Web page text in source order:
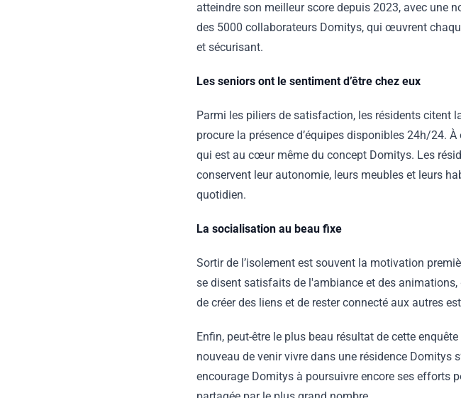
atteindre son meilleur score depuis 2023, avec une
des 5000 collaborateurs Domitys, qui œuvrent
et sécurisant.
Les seniors ont le sentiment d’être chez eux
Parmi les piliers de satisfaction, les résidents citent
procure la présence d’équipes disponibles 24h/24.
qui est au cœur même du concept Domitys. Les
conservent leur autonomie, leurs meubles et leurs
quotidien.
La socialisation au beau fixe
Sortir de l’isolement est souvent la motivation
se disent satisfaits de l'ambiance et des
de créer des liens et de rester connecté aux autres
Enfin, peut-être le plus beau résultat de cette
nouveau de venir vivre dans une résidence Domitys
encourage Domitys à poursuivre encore ses efforts